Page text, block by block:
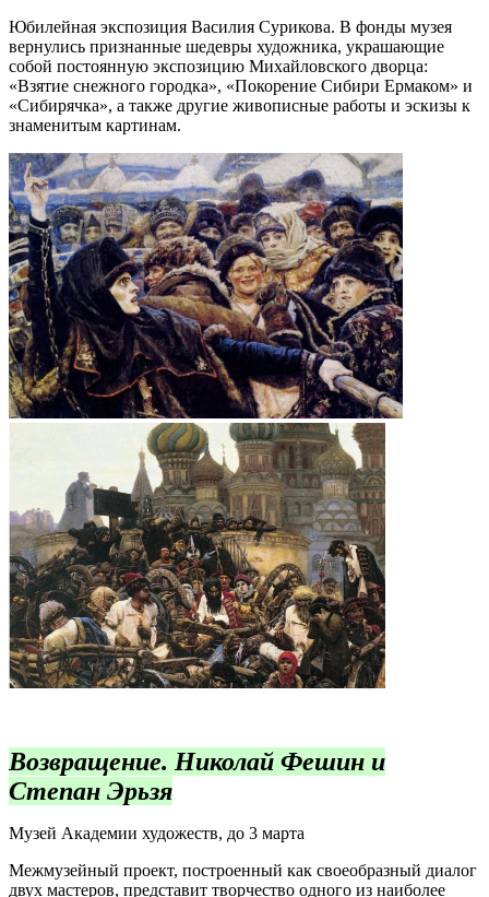
Юбилейная экспозиция Василия Сурикова. В фонды музея
вернулись признанные шедевры художника, украшающие
собой постоянную экспозицию Михайловского дворца:
«Взятие снежного городка», «Покорение Сибири Ермаком» и
«Сибирячка», а также другие живописные работы и эскизы к
знаменитым картинам.
Возвращение. Николай Фешин и
Степан Эрьзя
Музей Академии художеств, до 3 марта
Межмузейный проект, построенный как своеобразный диалог
двух мастеров, представит творчество одного из наиболее